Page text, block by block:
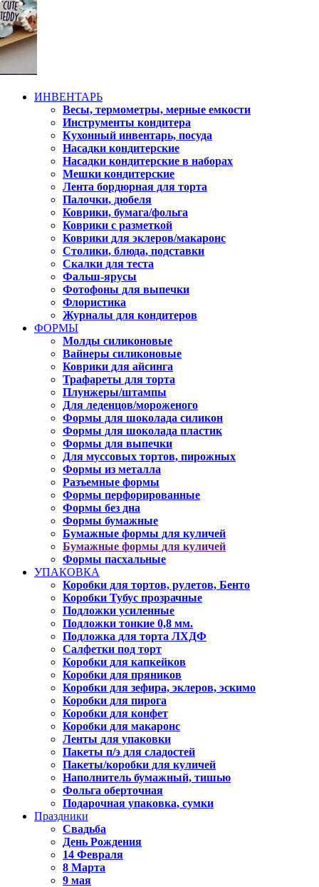
ИНВЕНТАРЬ
Весы, термометры, мерные емкости
Инструменты кондитера
Кухонный инвентарь, посуда
Насадки кондитерские
Насадки кондитерские в наборах
Мешки кондитерские
Лента бордюрная для торта
Палочки, дюбеля
Коврики, бумага/фольга
Коврики с разметкой
Коврики для эклеров/макаронс
Столики, блюда, подставки
Скалки для теста
Фальш-ярусы
Фотофоны для выпечки
Флористика
Журналы для кондитеров
ФОРМЫ
Молды силиконовые
Вайнеры силиконовые
Коврики для айсинга
Трафареты для торта
Плунжеры/штампы
Для леденцов/мороженого
Формы для шоколада силикон
Формы для шоколада пластик
Формы для выпечки
Для муссовых тортов, пирожных
Формы из металла
Разъемные формы
Формы перфорированные
Формы без дна
Формы бумажные
Бумажные формы для куличей
Бумажные формы для куличей
Формы пасхальные
УПАКОВКА
Коробки для тортов, рулетов, Бенто
Коробки Тубус прозрачные
Подложки усиленные
Подложки тонкие 0,8 мм.
Подложка для торта ЛХДФ
Салфетки под торт
Коробки для капкейков
Коробки для пряников
Коробки для зефира, эклеров, эскимо
Коробки для пирога
Коробки для конфет
Коробки для макаронс
Ленты для упаковки
Пакеты п/э для сладостей
Пакеты/коробки для куличей
Наполнитель бумажный, тишью
Фольга оберточная
Подарочная упаковка, сумки
Праздники
Свадьба
День Рождения
14 Февраля
8 Марта
9 мая